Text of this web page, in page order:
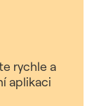
rychle a
aplikaci